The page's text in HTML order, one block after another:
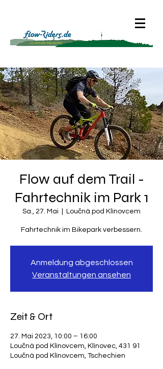
Flow auf dem Trail -
Fahrtechnik im Park 1
Sa., 27. Mai Loučná pod Klínovcem
Fahrtechnik im Bikepark verbessern.
Anmeldung abgeschlossen
Veranstaltungen ansehen
Zeit & Ort
27. Mai 2023, 10:00 – 16:00
Loučná pod Klínovcem, Klínovec, 431 91
Loučná pod Klínovcem, Tschechien